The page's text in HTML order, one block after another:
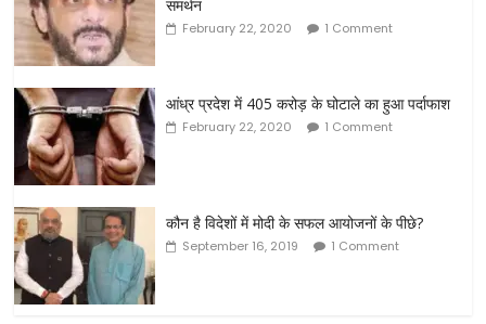
समर्थन
February 22, 2020 1 Comment
आंध्र प्रदेश में 405 करोड़ के घोटाले का हुआ पर्दाफाश
February 22, 2020 1 Comment
कौन है विदेशों में मोदी के सफल आयोजनों के पीछे?
September 16, 2019 1 Comment